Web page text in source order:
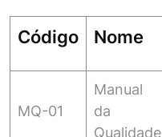
Código Nome
MQ-01
Manual
da
Qualidade